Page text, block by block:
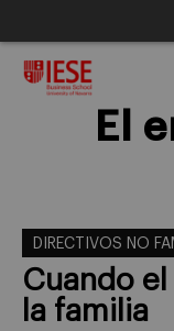
El
DIRECTIVOS NO
Cuando
la familia